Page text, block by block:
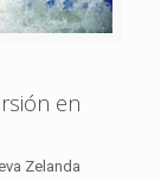
en
Zelanda